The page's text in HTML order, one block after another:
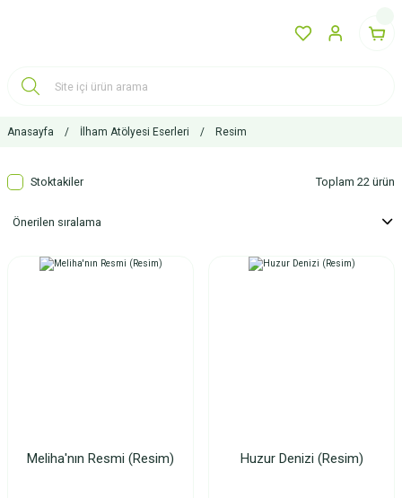
Anasayfa İlham Atölyesi Eserleri Resim
Stoktakiler Toplam 22 ürün
Meliha'nın Resmi (Resim) Huzur Denizi (Resim)